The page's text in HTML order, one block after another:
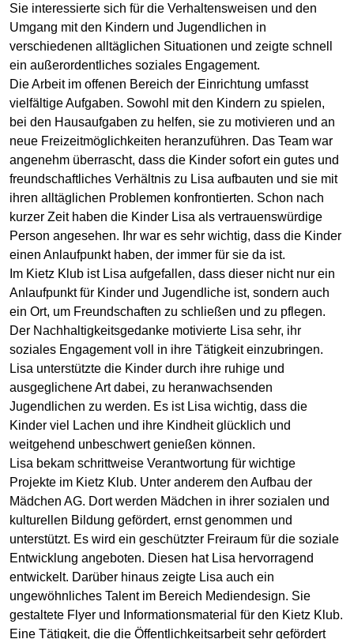
Sie interessierte sich für die Verhaltensweisen und den
Umgang mit den Kindern und Jugendlichen in
verschiedenen alltäglichen Situationen und zeigte schnell
ein außerordentliches soziales Engagement.
Die Arbeit im offenen Bereich der Einrichtung umfasst
vielfältige Aufgaben. Sowohl mit den Kindern zu spielen,
bei den Hausaufgaben zu helfen, sie zu motivieren und an
neue Freizeitmöglichkeiten heranzuführen. Das Team war
angenehm überrascht, dass die Kinder sofort ein gutes und
freundschaftliches Verhältnis zu Lisa aufbauten und sie mit
ihren alltäglichen Problemen konfrontierten. Schon nach
kurzer Zeit haben die Kinder Lisa als vertrauenswürdige
Person angesehen. Ihr war es sehr wichtig, dass die Kinder
einen Anlaufpunkt haben, der immer für sie da ist.
Im Kietz Klub ist Lisa aufgefallen, dass dieser nicht nur ein
Anlaufpunkt für Kinder und Jugendliche ist, sondern auch
ein Ort, um Freundschaften zu schließen und zu pflegen.
Der Nachhaltigkeitsgedanke motivierte Lisa sehr, ihr
soziales Engagement voll in ihre Tätigkeit einzubringen.
Lisa unterstützte die Kinder durch ihre ruhige und
ausgeglichene Art dabei, zu heranwachsenden
Jugendlichen zu werden. Es ist Lisa wichtig, dass die
Kinder viel Lachen und ihre Kindheit glücklich und
weitgehend unbeschwert genießen können.
Lisa bekam schrittweise Verantwortung für wichtige
Projekte im Kietz Klub. Unter anderem den Aufbau der
Mädchen AG. Dort werden Mädchen in ihrer sozialen und
kulturellen Bildung gefördert, ernst genommen und
unterstützt. Es wird ein geschützter Freiraum für die soziale
Entwicklung angeboten. Diesen hat Lisa hervorragend
entwickelt. Darüber hinaus zeigte Lisa auch ein
ungewöhnliches Talent im Bereich Mediendesign. Sie
gestaltete Flyer und Informationsmaterial für den Kietz Klub.
Eine Tätigkeit, die die Öffentlichkeitsarbeit sehr gefördert